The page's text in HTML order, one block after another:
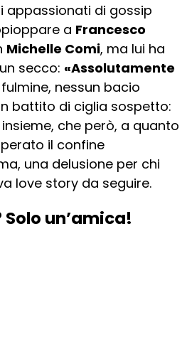
appassionati di gossip
a Francesco
Michelle Comi, ma lui ha
secco: «Assolutamente
nessun bacio
battito di ciglia sospetto:
che però, a quanto
il confine
una delusione per chi
love story da seguire.
un’amica!